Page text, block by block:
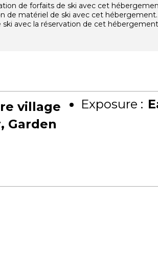
de forfaits de ski avec cet
de matériel de ski avec cet hébergement.
ski avec la réservation de cet
village
Garden
Exposure :